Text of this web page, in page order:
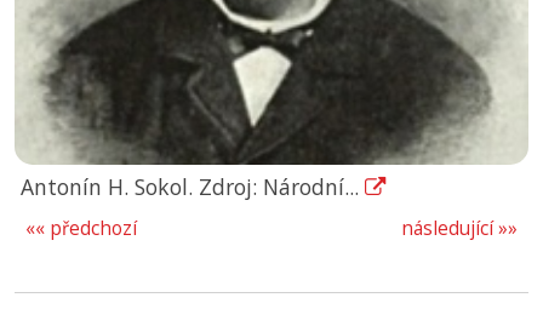
Antonín H. Sokol. Zdroj: Národní...
následující »»
«« předchozí